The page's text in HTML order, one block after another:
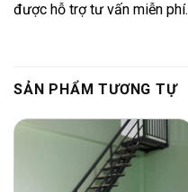
được hỗ trợ tư vấn miễn phí.
SẢN PHẨM TƯƠNG TỰ